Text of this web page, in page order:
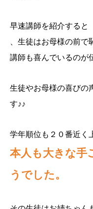
早速講師を紹介すると
、生徒はお母様の前で
講師も喜んでいるのが
生徒やお母様の喜びの
す♪♪
学年順位も２０番近く
本人も大きな手
うでした。